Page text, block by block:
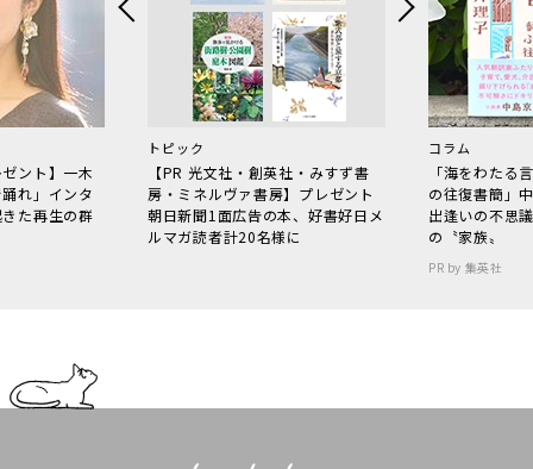
ント】一木
れ」インタ
た再生の群
トピック
【PR 光文社・創英社・みすず書
房・ミネルヴァ書房】プレゼント
朝日新聞1面広告の本、好書好日メ
ルマガ読者計20名様に
コラム
「海をわた
の往復書簡」
出逢いの不思
の〝家族〟
PR by 集英社